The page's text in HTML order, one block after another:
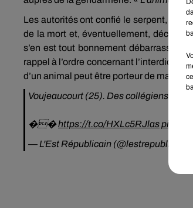
Les autorités ont confié le serpent,
un
de la mort et, éventuellement,
s’en est tout bonnement débarrassé
rappel à l’ordre concernant
d’un animal peut être porteur de
Voujeaucourt (25). Des collégiens
��https://t.co/HXLc5RJlas
— L'Est Républicain (@lestrepublicain)